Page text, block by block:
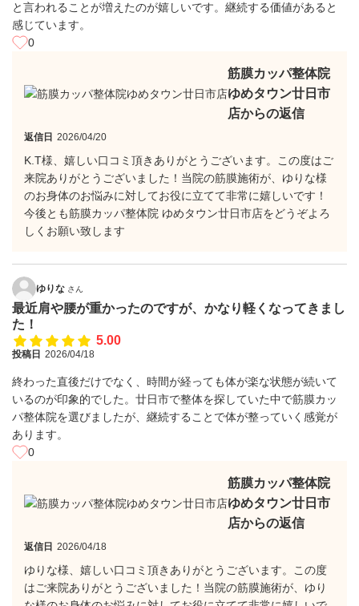
と言われることが増えたのが嬉しいです。継続する価値があると
感じています。
0
筋膜カッパ整体院
ゆめタウン廿日市
店からの返信
返信日 2026/04/20
K.T様、嬉しい口コミ頂きありがとうございます。この度はご
来院ありがとうございました！当院の筋膜施術が、ゆりな様
のお身体のお悩みに対してお役に立てて非常に嬉しいです！
今後とも筋膜カッパ整体院 ゆめタウン廿日市店をどうぞよろ
しくお願い致します
ゆりな さん
最近肩や腰が重かったのですが、かなり軽くなってきまし
た！
5.00
投稿日 2026/04/18
終わった直後だけでなく、時間が経っても体が楽な状態が続いて
いるのが印象的でした。廿日市で整体を探していた中で筋膜カッ
パ整体院を選びましたが、継続することで体が整っていく感覚が
あります。
0
筋膜カッパ整体院
ゆめタウン廿日市
店からの返信
返信日 2026/04/18
ゆりな様、嬉しい口コミ頂きありがとうございます。この度
はご来院ありがとうございました！当院の筋膜施術が、ゆり